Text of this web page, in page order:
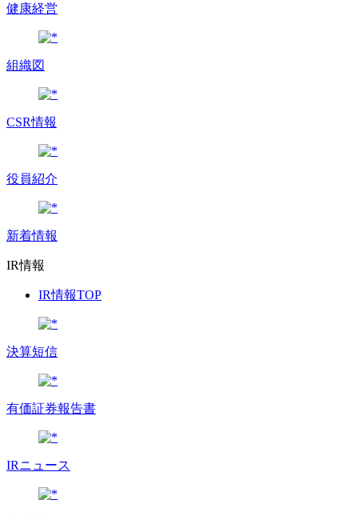
健康経営
組織図
CSR情報
役員紹介
新着情報
IR情報
IR情報TOP
決算短信
有価証券報告書
IRニュース